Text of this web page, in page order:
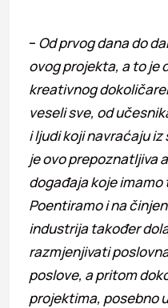
– Od prvog dana do
ovog projekta, a to je
kreativnog
veseli sve, od
i ljudi koji navraćaju
je ovo prepoznatljiva
događaja koje imamo
Poentiramo i na
industrija također
razmjenjivati
poslove, a pritom
projektima, posebno